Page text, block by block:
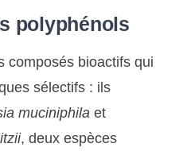
polyphénols
composés bioactifs qui
sélectifs : ils
muciniphila et
, deux espèces